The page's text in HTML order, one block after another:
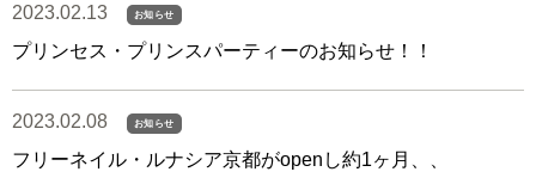
2023.02.13 お知らせ
プリンセス・プリンスパーティーのお知らせ！！
2023.02.08 お知らせ
フリーネイル・ルナシア京都がopenし約1ヶ月、、